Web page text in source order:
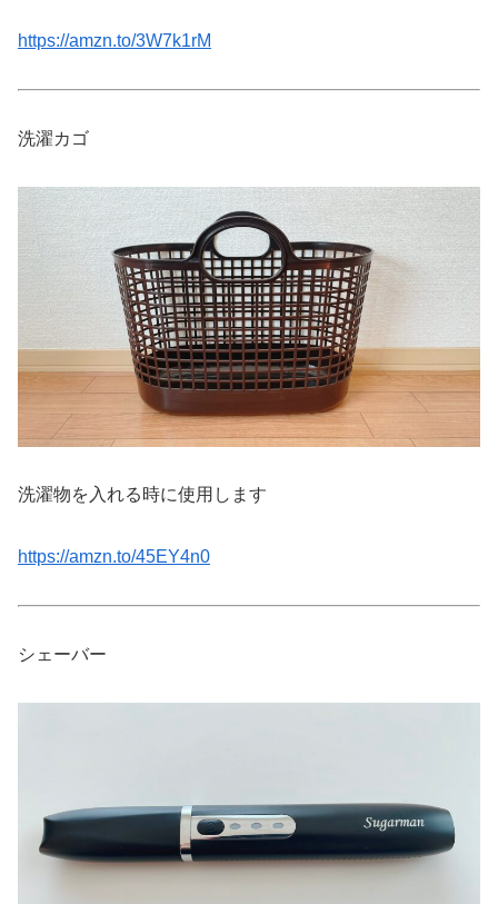
https://amzn.to/3W7k1rM
洗濯カゴ
洗濯物を入れる時に使用します
https://amzn.to/45EY4n0
シェーバー